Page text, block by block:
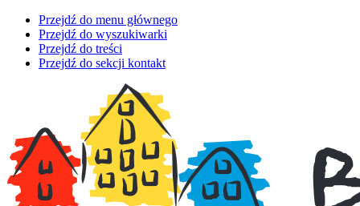
Przejdź do menu głównego
Przejdź do wyszukiwarki
Przejdź do treści
Przejdź do sekcji kontakt